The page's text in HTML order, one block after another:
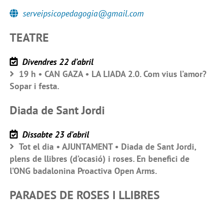
serveipsicopedagogia@gmail.com
TEATRE
Divendres 22 d’abril
19 h • CAN GAZA • LA LIADA 2.0. Com vius l’amor?
Sopar i festa.
Diada de Sant Jordi
Dissabte 23 d’abril
Tot el dia • AJUNTAMENT • Diada de Sant Jordi,
plens de llibres (d’ocasió) i roses. En benefici de
l’ONG badalonina Proactiva Open Arms.
PARADES DE ROSES I LLIBRES